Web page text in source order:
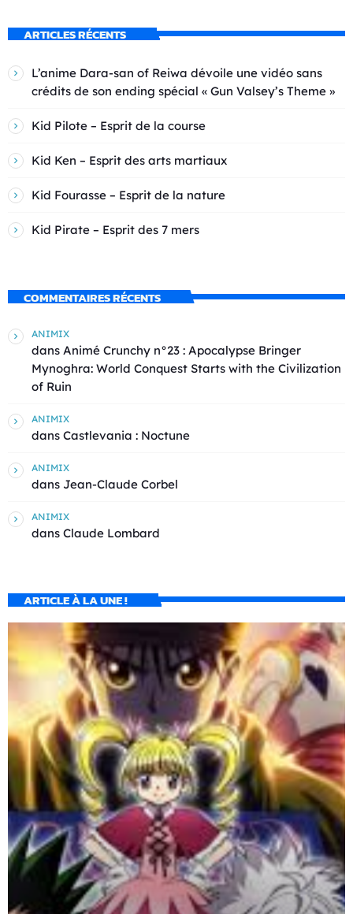
ARTICLES RÉCENTS
L’anime Dara-san of Reiwa dévoile une vidéo sans
crédits de son ending spécial « Gun Valsey’s Theme »
Kid Pilote – Esprit de la course
Kid Ken – Esprit des arts martiaux
Kid Fourasse – Esprit de la nature
Kid Pirate – Esprit des 7 mers
COMMENTAIRES RÉCENTS
ANIMIX
dans Animé Crunchy n°23 : Apocalypse Bringer
Mynoghra: World Conquest Starts with the Civilization
of Ruin
ANIMIX
dans Castlevania : Noctune
ANIMIX
dans Jean-Claude Corbel
ANIMIX
dans Claude Lombard
ARTICLE À LA UNE !